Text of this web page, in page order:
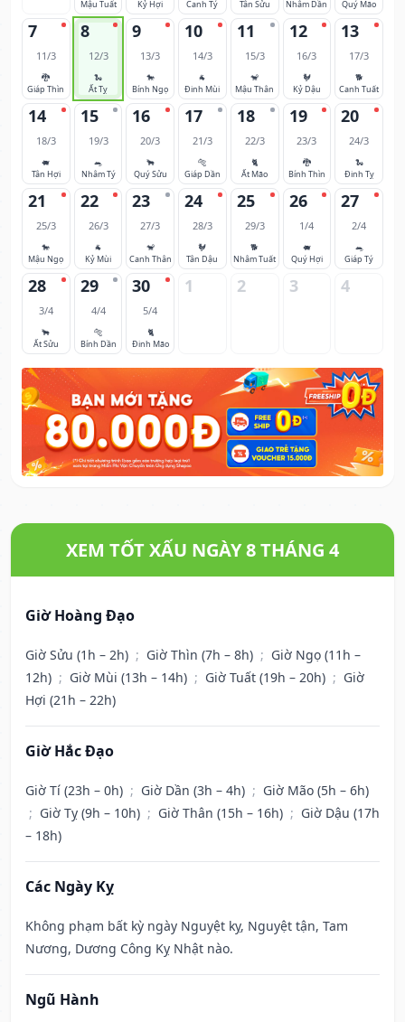
Mậu Tuất
Kỷ Hợi
Canh Tý
Tân Sửu
Nhâm Dần
Quý Mão
7
11/3
🐉
Giáp Thìn
8
12/3
🐍
Ất Tỵ
9
13/3
🐎
Bính Ngọ
10
14/3
🐐
Đinh Mùi
11
15/3
🐒
Mậu Thân
12
16/3
🐓
Kỷ Dậu
13
17/3
🐕
Canh Tuất
14
18/3
🐖
Tân Hợi
15
19/3
🐀
Nhâm Tý
16
20/3
🐂
Quý Sửu
17
21/3
🐅
Giáp Dần
18
22/3
🐈
Ất Mão
19
23/3
🐉
Bính Thìn
20
24/3
🐍
Đinh Tỵ
21
25/3
🐎
Mậu Ngọ
22
26/3
🐐
Kỷ Mùi
23
27/3
🐒
Canh Thân
24
28/3
🐓
Tân Dậu
25
29/3
🐕
Nhâm Tuất
26
1/4
🐖
Quý Hợi
27
2/4
🐀
Giáp Tý
28
3/4
🐂
Ất Sửu
29
4/4
🐅
Bính Dần
30
5/4
🐈
Đinh Mão
1 2 3 4
XEM TỐT XẤU NGÀY 8 THÁNG 4
Giờ Hoàng Đạo
Giờ Sửu (1h – 2h) ; Giờ Thìn (7h – 8h) ; Giờ Ngọ (11h –
12h) ; Giờ Mùi (13h – 14h) ; Giờ Tuất (19h – 20h) ; Giờ
Hợi (21h – 22h)
Giờ Hắc Đạo
Giờ Tí (23h – 0h) ; Giờ Dần (3h – 4h) ; Giờ Mão (5h – 6h)
; Giờ Tỵ (9h – 10h) ; Giờ Thân (15h – 16h) ; Giờ Dậu (17h
– 18h)
Các Ngày Kỵ
Không phạm bất kỳ ngày Nguyệt kỵ, Nguyệt tận, Tam
Nương, Dương Công Kỵ Nhật nào.
Ngũ Hành